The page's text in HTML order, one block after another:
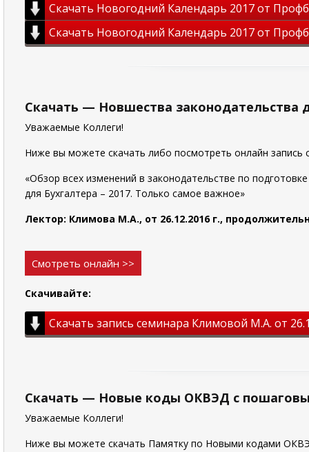
Скачать Новогодний Календарь 2017 от
Скачать Новогодний Календарь 2017 от
Скачать — Новшества законодательства
Уважаемые Коллеги!
Ниже вы можете скачать либо посмотреть онлайн запись
«Обзор всех изменений в законодательстве по
для Бухгалтера – 2017. Только самое важное»
Лектор: Климова М.А., от 26.12.2016 г.,
Смотреть онлайн >>
Скачивайте:
Скачать запись семинара Климовой М.А. от
Скачать — Новые коды ОКВЭД с
Уважаемые Коллеги!
Ниже вы можете скачать Памятку по Новыми кодами